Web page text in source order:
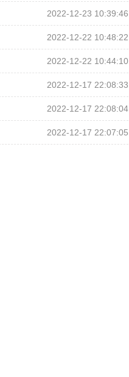
2022-12-23 10:39:46
2022-12-22 10:48:22
2022-12-22 10:44:10
2022-12-17 22:08:33
2022-12-17 22:08:04
2022-12-17 22:07:05